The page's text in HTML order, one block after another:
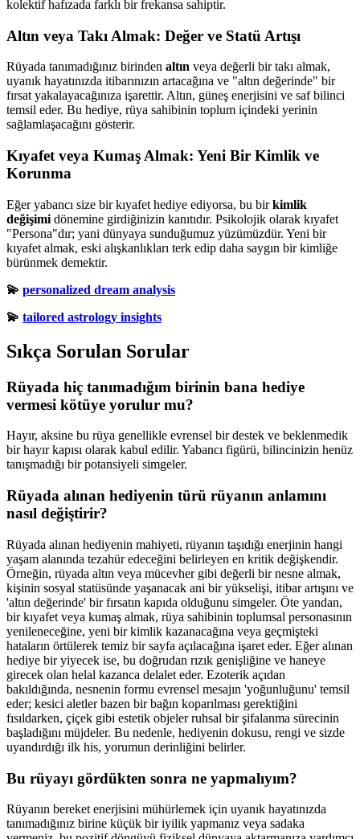
kolektif hafızada farklı bir frekansa sahiptir.
Altın veya Takı Almak: Değer ve Statü Artışı
Rüyada tanımadığınız birinden altın veya değerli bir takı almak,
uyanık hayatınızda itibarınızın artacağına ve "altın değerinde" bir
fırsat yakalayacağınıza işarettir. Altın, güneş enerjisini ve saf bilinci
temsil eder. Bu hediye, rüya sahibinin toplum içindeki yerinin
sağlamlaşacağını gösterir.
Kıyafet veya Kumaş Almak: Yeni Bir Kimlik ve
Korunma
Eğer yabancı size bir kıyafet hediye ediyorsa, bu birkimlik
değişimi dönemine girdiğinizin kanıtıdır. Psikolojik olarak kıyafet
"Persona"dır; yani dünyaya sunduğumuz yüzümüzdür. Yeni bir
kıyafet almak, eski alışkanlıkları terk edip daha saygın bir kimliğe
bürünmek demektir.
💫 personalized dream analysis
💫 tailored astrology insights
Sıkça Sorulan Sorular
Rüyada hiç tanımadığım birinin bana hediye
vermesi kötüye yorulur mu?
Hayır, aksine bu rüya genellikle evrensel bir destek ve beklenmedik
bir hayır kapısı olarak kabul edilir. Yabancı figürü, bilincinizin henüz
tanışmadığı bir potansiyeli simgeler.
Rüyada alınan hediyenin türü rüyanın anlamını
nasıl değiştirir?
Rüyada alınan hediyenin mahiyeti, rüyanın taşıdığı enerjinin hangi
yaşam alanında tezahür edeceğini belirleyen en kritik değişkendir.
Örneğin, rüyada altın veya mücevher gibi değerli bir nesne almak,
kişinin sosyal statüsünde yaşanacak ani bir yükselişi, itibar artışını ve
'altın değerinde' bir fırsatın kapıda olduğunu simgeler. Öte yandan,
bir kıyafet veya kumaş almak, rüya sahibinin toplumsal personasının
yenileneceğine, yeni bir kimlik kazanacağına veya geçmişteki
hataların örtülerek temiz bir sayfa açılacağına işaret eder. Eğer alınan
hediye bir yiyecek ise, bu doğrudan rızık genişliğine ve haneye
girecek olan helal kazanca delalet eder. Ezoterik açıdan
bakıldığında, nesnenin formu evrensel mesajın 'yoğunluğunu' temsil
eder; kesici aletler bazen bir bağın koparılması gerektiğini
fısıldarken, çiçek gibi estetik objeler ruhsal bir şifalanma sürecinin
başladığını müjdeler. Bu nedenle, hediyenin dokusu, rengi ve sizde
uyandırdığı ilk his, yorumun derinliğini belirler.
Bu rüyayı gördükten sonra ne yapmalıyım?
Rüyanın bereket enerjisini mühürlemek için uyanık hayatınızda
tanımadığınız birine küçük bir iyilik yapmanız veya sadaka